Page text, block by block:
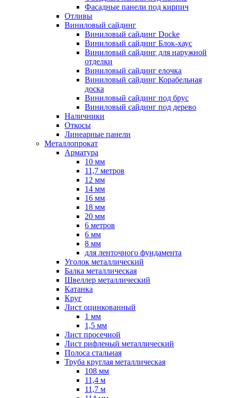
Фасадные панели под кирпич
Отливы
Виниловый сайдинг
Виниловый сайдинг Docke
Виниловый сайдинг Блок-хаус
Виниловый сайдинг для наружной
отделки
Виниловый сайдинг елочка
Виниловый сайдинг Корабельная
доска
Виниловый сайдинг под брус
Виниловый сайдинг под дерево
Наличники
Откосы
Линеарные панели
Металлопрокат
Арматура
10 мм
11,7 метров
12 мм
14 мм
16 мм
18 мм
20 мм
6 метров
6 мм
8 мм
для ленточного фундамента
Уголок металлический
Балка металлическая
Швеллер металлический
Катанка
Круг
Лист оцинкованный
1 мм
1,5 мм
Лист просечной
Лист рифленый металлический
Полоса стальная
Труба круглая металлическая
108 мм
11,4 м
11,7 м